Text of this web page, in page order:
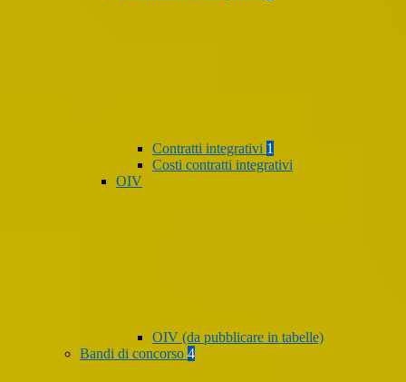
Contratti integrativi 1
Costi contratti integrativi
OIV
OIV (da pubblicare in tabelle)
Bandi di concorso 4